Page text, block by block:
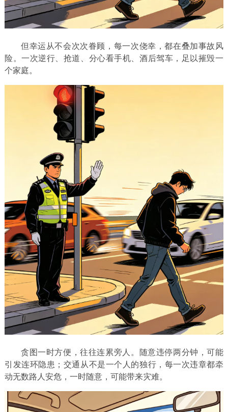
但幸运从不会次次眷顾，每一次侥幸，都在叠加事故风
险。一次逆行、抢道、分心看手机、酒后驾车，足以摧毁一
个家庭。
贪图一时方便，往往连累旁人。随意违停两分钟，可能
引发连环隐患；交通从不是一个人的独行，每一次违章都牵
动无数路人安危，一时随意，可能带来灾难。